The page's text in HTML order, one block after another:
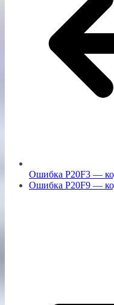
Ошибка P20F3 —
Ошибка P20F9 —